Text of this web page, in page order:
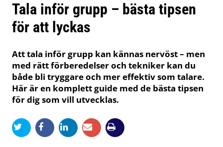
Tala inför grupp – bästa tipsen
för att lyckas
Att tala inför grupp kan kännas nervöst – men
med rätt förberedelser och tekniker kan du
både bli tryggare och mer effektiv som talare.
Här är en komplett guide med de bästa tipsen
för dig som vill utvecklas.